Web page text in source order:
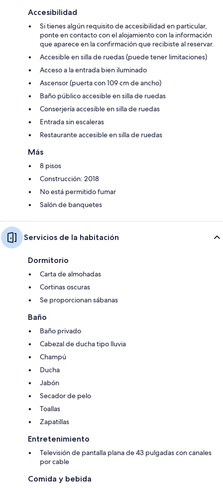
Accesibilidad
Si tienes algún requisito de accesibilidad en particular,
ponte en contacto con el alojamiento con la información
que aparece en la confirmación que recibiste al reservar.
Accesible en silla de ruedas (puede tener limitaciones)
Acceso a la entrada bien iluminado
Ascensor (puerta con 109 cm de ancho)
Baño público accesible en silla de ruedas
Conserjería accesible en silla de ruedas
Entrada sin escaleras
Restaurante accesible en silla de ruedas
Más
8 pisos
Construcción: 2018
No está permitido fumar
Salón de banquetes
Servicios de la habitación
Dormitorio
Carta de almohadas
Cortinas oscuras
Se proporcionan sábanas
Baño
Baño privado
Cabezal de ducha tipo lluvia
Champú
Ducha
Jabón
Secador de pelo
Toallas
Zapatillas
Entretenimiento
Televisión de pantalla plana de 43 pulgadas con canales
por cable
Comida y bebida